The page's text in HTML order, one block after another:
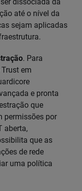
até o nível da
sejam aplicadas
. Para
em
e pronta
que
permissões por
aberta,
que as
de rede
uma política